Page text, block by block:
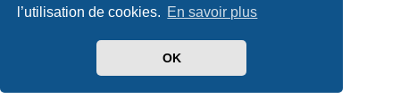
l’utilisation de cookies. En savoir plus
OK